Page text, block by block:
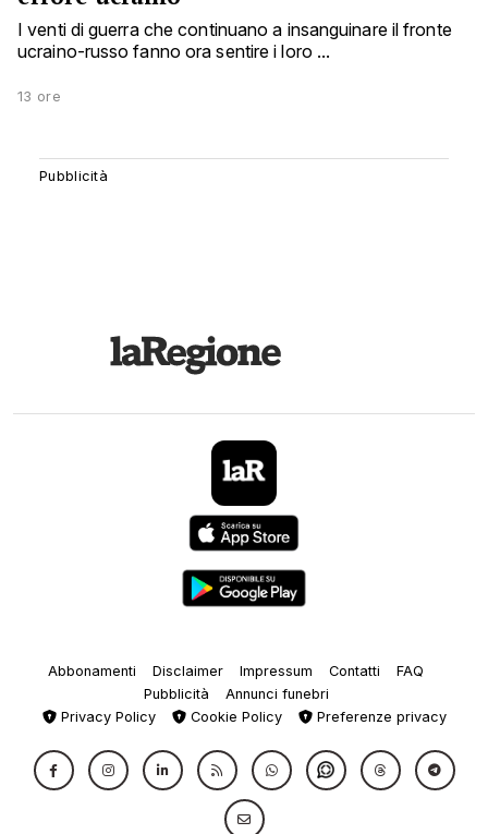
I venti di guerra che continuano a insanguinare il fronte
ucraino-russo fanno ora sentire i loro ...
13 ore
Abbonamenti Disclaimer Impressum Contatti
FAQ
Pubblicità
Annunci funebri
Privacy Policy
Cookie Policy Preferenze privacy